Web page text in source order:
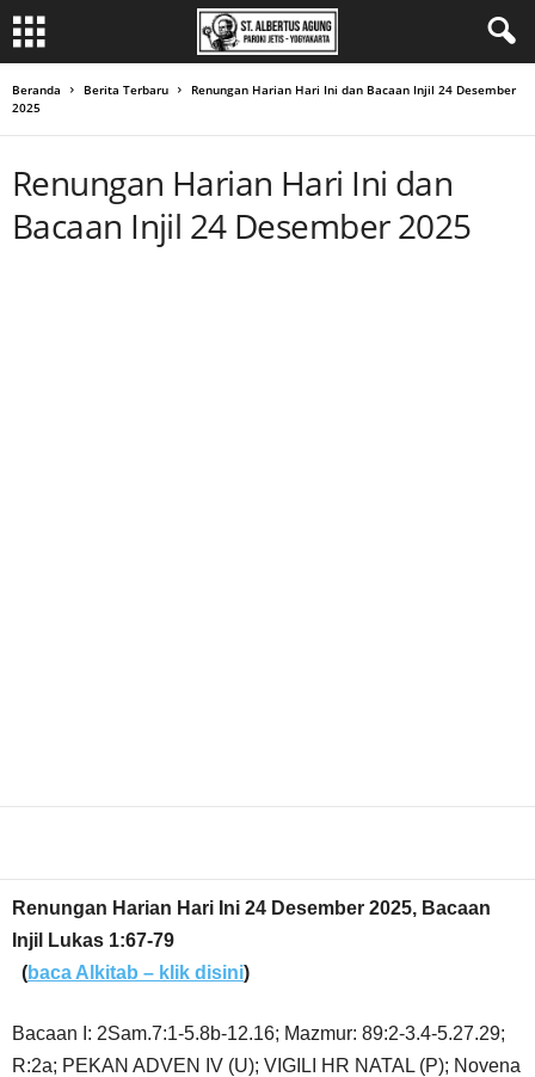
Beranda Berita Terbaru
Renungan Harian Hari Ini dan Bacaan Injil 24 Desember
2025
Renungan Harian Hari Ini dan
Bacaan Injil 24 Desember 2025
Renungan Harian Hari Ini 24 Desember 2025, Bacaan
Injil Lukas 1:67-79
(baca Alkitab – klik disini)
Bacaan I: 2Sam.7:1-5.8b-12.16; Mazmur: 89:2-3.4-5.27.29;
R:2a; PEKAN ADVEN IV (U); VIGILI HR NATAL (P); Novena